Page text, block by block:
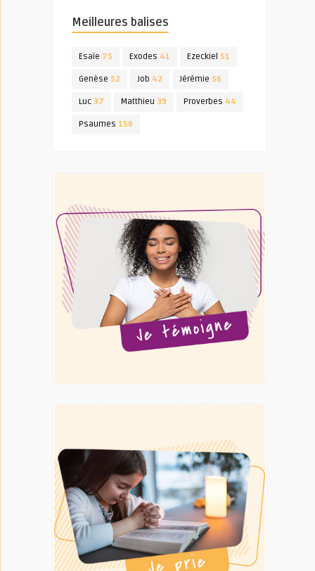
Meilleures balises
Esaïe 75 Exodes 41 Ezeckiel 51
Genèse 52 Job 42 Jérémie 56
Luc 37 Matthieu 39 Proverbes 44
Psaumes 158